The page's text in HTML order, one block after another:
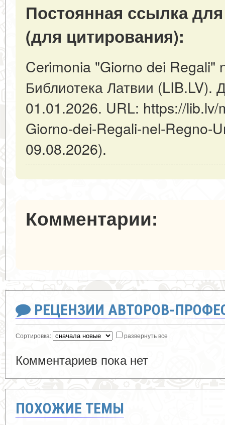
Постоянная ссылка
(для цитирования):
Cerimonia "Giorno dei Regali"
Библиотека Латвии (LIB.LV).
01.01.2026. URL: https://
Giorno-dei-Regali-nel-Regno-
09.08.2026).
Комментарии:
РЕЦЕНЗИИ АВТОРОВ-
Сортировка: развернуть все
Комментариев пока нет
ПОХОЖИЕ ТЕМЫ